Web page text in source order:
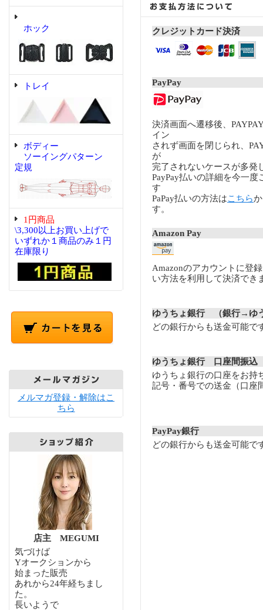
ホック
トレイ
ボディー
ソーイングパターン
定規
1円商品
\3,300以上お買い上げで
いずれか１商品のみ１円
在庫限り
メルマガ登録・解除はこ
ちら
店主 MEGUMI
気づけば
Yオークションから
始まった販売
あれから24年経ちまし
た。
長いようで
クレジットカード決済
PayPay
決済画面へ遷移後、
イン
されず画面を閉じられ、
が
完了されないケースが多発
PayPay払いの詳細を今一度
す
PaPay払いの方法はこちら
す。
Amazon Pay
Amazonのアカウントに登
い方法を利用して決済でき
ゆうちょ銀行 （銀行→ゆ
どの銀行からも送金可能で
ゆうちょ銀行 口座間振込
ゆうちょ銀行の口座をお持
記号・番号での送金（口座
PayPay銀行
どの銀行からも送金可能で